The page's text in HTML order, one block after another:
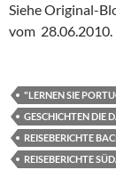
Siehe Original-
vom 28.06.2010.
"LERNEN SIE
GESCHICHTEN DIE
REISEBERICHTE
REISEBERICHTE